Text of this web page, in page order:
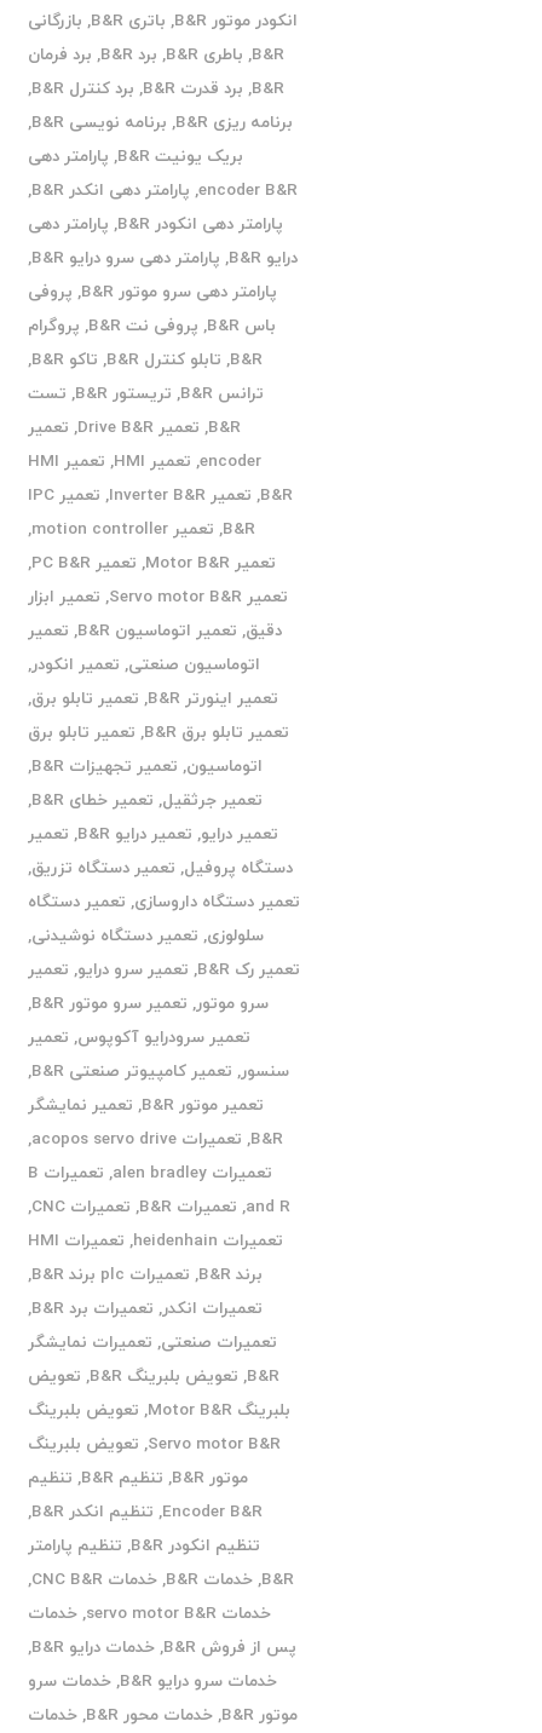
انکودر موتور B&R
, باتری B&R , بازرگانی
B&R
, باطری B&R , برد B&R , برد فرمان
B&R
, برد قدرت B&R , برد کنترل B&R
,
برنامه ریزی B&R
, برنامه نویسی B&R
,
بریک یونیت B&R
, پارامتر دهی
encoder B&R
, پارامتر دهی انکدر B&R
,
پارامتر دهی انکودر B&R
, پارامتر دهی
درایو B&R
, پارامتر دهی سرو درایو B&R
,
پارامتر دهی سرو موتور B&R
, پروفی
باس B&R
, پروفی نت B&R , پروگرام
B&R
, تابلو کنترل B&R , تاکو B&R
,
ترانس B&R
, تریستور B&R , تست
B&R
, تعمیر Drive B&R , تعمیر
encoder
, تعمیر HMI ,
تعمیر HMI
B&R
, تعمیر Inverter B&R ,
تعمیر IPC
B&R
, تعمیر motion controller
,
تعمیر Motor B&R
, تعمیر PC B&R
,
تعمیر Servo motor B&R
, تعمیر ابزار
دقیق, تعمیر اتوماسیون B&R , تعمیر
اتوماسیون صنعتی, تعمیر انکودر,
تعمیر اینورتر B&R
, تعمیر تابلو برق,
تعمیر تابلو برق B&R
, تعمیر تابلو برق
اتوماسیون, تعمیر تجهیزات B&R
,
تعمیر جرثقیل, تعمیر خطای B&R
,
تعمیر درایو, تعمیر درایو B&R , تعمیر
دستگاه پروفیل, تعمیر دستگاه تزریق,
تعمیر دستگاه داروسازی, تعمیر دستگاه
سلولوزی, تعمیر دستگاه نوشیدنی,
تعمیر رک B&R
, تعمیر سرو درایو, تعمیر
سرو موتور, تعمیر سرو موتور B&R
,
تعمیر سرودرایو آکوپوس, تعمیر
سنسور, تعمیر کامپیوتر صنعتی B&R
,
تعمیر موتور B&R
, تعمیر نمایشگر
B&R
, تعمیرات acopos servo drive
,
تعمیرات alen bradley
,
تعمیرات B
and R
, تعمیرات B&R , تعمیرات CNC
,
تعمیرات heidenhain
,
تعمیرات HMI
برند B&R
, تعمیرات plc برند B&R
,
تعمیرات انکدر, تعمیرات برد B&R
,
تعمیرات صنعتی, تعمیرات نمایشگر
B&R
, تعویض بلبرینگ B&R , تعویض
بلبرینگ Motor B&R
, تعویض بلبرینگ
Servo motor B&R
, تعویض بلبرینگ
موتور B&R
, تنظیم B&R , تنظیم
Encoder B&R
, تنظیم انکدر B&R
,
تنظیم انکودر B&R
, تنظیم پارامتر
B&R
,خدمات B&R ,خدمات CNC B&R
,
خدمات servo motor B&R
,خدمات
پس از فروش B&R
,خدمات درایو B&R
,
خدمات سرو درایو B&R
,خدمات سرو
موتور B&R
,خدمات محور B&R ,خدمات